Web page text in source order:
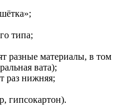
типа;
разные материалы, в том
вата);
раз нижняя;
гипсокартон).